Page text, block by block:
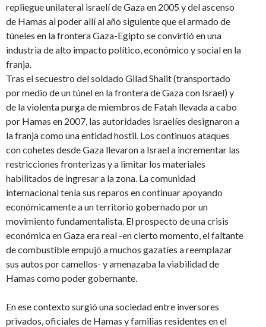
repliegue unilateral israelí de Gaza en 2005 y del ascenso
de Hamas al poder allí al año siguiente que el armado de
túneles en la frontera Gaza-Egipto se convirtió en una
industria de alto impacto político, económico y social en la
franja.
Tras el secuestro del soldado Gilad Shalit (transportado
por medio de un túnel en la frontera de Gaza con Israel) y
de la violenta purga de miembros de Fatah llevada a cabo
por Hamas en 2007, las autoridades israelíes designaron a
la franja como una entidad hostil. Los continuos ataques
con cohetes desde Gaza llevaron a Israel a incrementar las
restricciones fronterizas y a limitar los materiales
habilitados de ingresar a la zona. La comunidad
internacional tenía sus reparos en continuar apoyando
económicamente a un territorio gobernado por un
movimiento fundamentalista. El prospecto de una crisis
económica en Gaza era real -en cierto momento, el faltante
de combustible empujó a muchos gazatíes a reemplazar
sus autos por camellos- y amenazaba la viabilidad de
Hamas como poder gobernante.
En ese contexto surgió una sociedad entre inversores
privados, oficiales de Hamas y familias residentes en el